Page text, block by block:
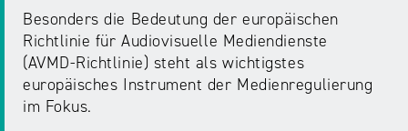
am
Standort
NRW
Medienversammlung
Preis
für
Kontakt
&
Anfahrt
Besonders die Bedeutung der europäischen
Richtlinie für Audiovisuelle Mediendienste
(AVMD-Richtlinie) steht als wichtigstes
europäisches Instrument der Medienregulierung
im Fokus.